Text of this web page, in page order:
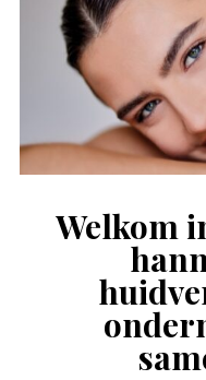
Welkom